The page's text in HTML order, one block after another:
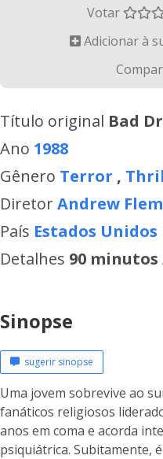
Votar
Adicionar à
Título original Bad
Ano 1988
Gênero Terror ,
DiretorAndrew
País Estados Unidos
Detalhes 90
Sinopse
sugerir sinopse
Uma jovem sobrevive ao
fanáticos religiosos
anos em coma e acorda
psiquiátrica. Subitamente,